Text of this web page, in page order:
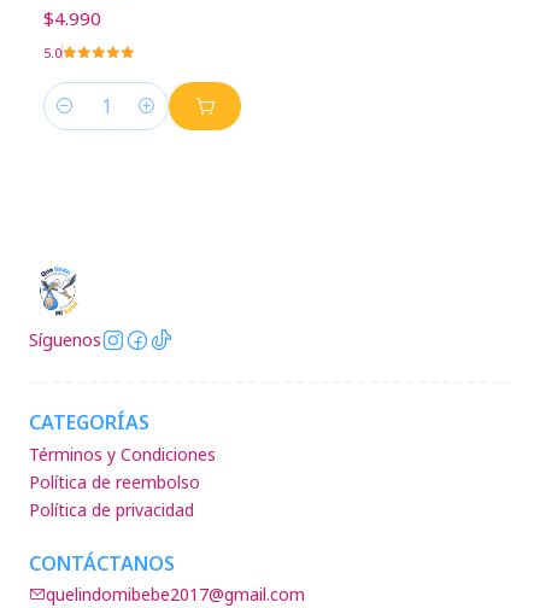
$4.990
5.0
Cantidad
Síguenos
CATEGORÍAS
Términos y Condiciones
Política de reembolso
Política de privacidad
CONTÁCTANOS
quelindomibebe2017@gmail.com